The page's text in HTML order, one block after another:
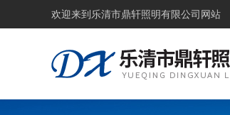
欢迎来到 乐清市鼎轩照明有限公司网站